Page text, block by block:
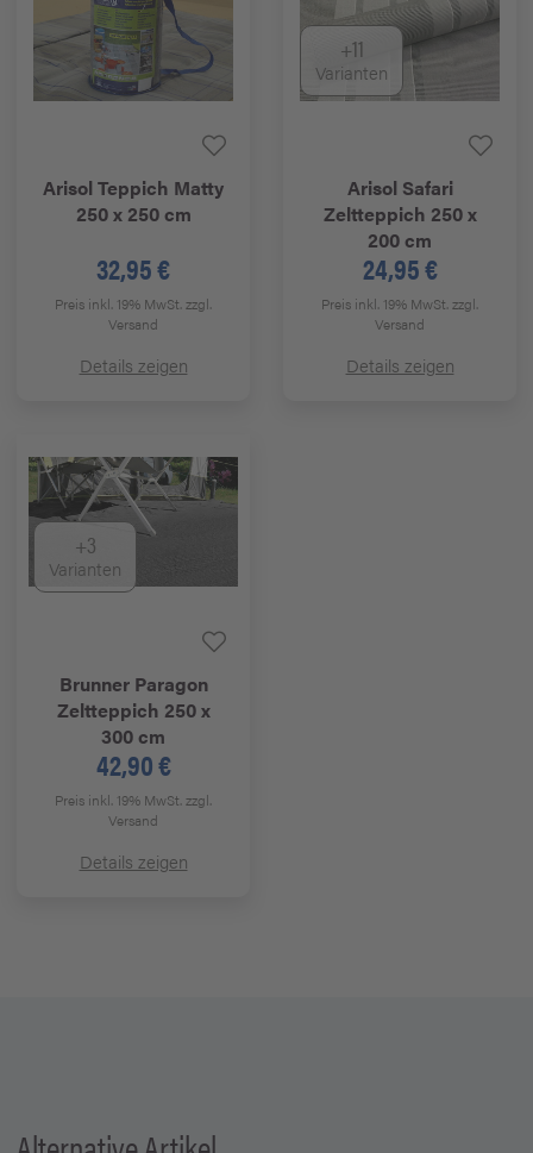
Arisol Teppich Matty
250 x 250 cm
32,95 €
Preis inkl. 19% MwSt.zzgl.
Versand
Details zeigen
+11
Varianten
Arisol Safari
Zeltteppich 250 x
200 cm
24,95 €
Preis inkl. 19% MwSt.zzgl.
Versand
Details zeigen
+3
Varianten
BrunnerParagon
Zeltteppich 250 x
300 cm
42,90 €
Preis inkl. 19% MwSt.zzgl.
Versand
Details zeigen